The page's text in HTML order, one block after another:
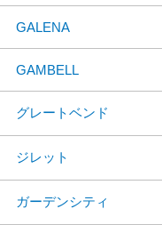
GALENA
GAMBELL
グレートベンド
ジレット
ガーデンシティ